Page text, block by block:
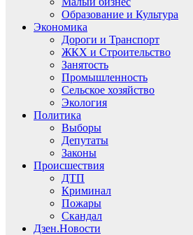
Образование и Культура
Экономика
Дороги и Транспорт
ЖКХ и Строительство
Занятость
Промышленность
Сельское хозяйство
Экология
Политика
Выборы
Депутаты
Законы
Происшествия
ДТП
Криминал
Пожары
Скандал
Дзен.Новости